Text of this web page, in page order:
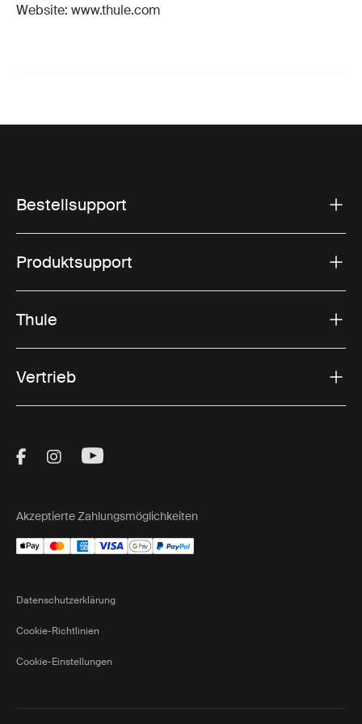
Website: www.thule.com
Bestellsupport
Produktsupport
Thule
Vertrieb
Visit Thule on Facebook (external link)
Visit Thule on Instagram (external link)
Visit Thule on Youtube (external
Akzeptierte Zahlungsmöglichkeiten
Datenschutzerklärung
Cookie-Richtlinien
Cookie-Einstellungen